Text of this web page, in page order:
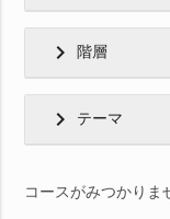
chevron_right 階層
chevron_right テーマ
コースがみつかりま